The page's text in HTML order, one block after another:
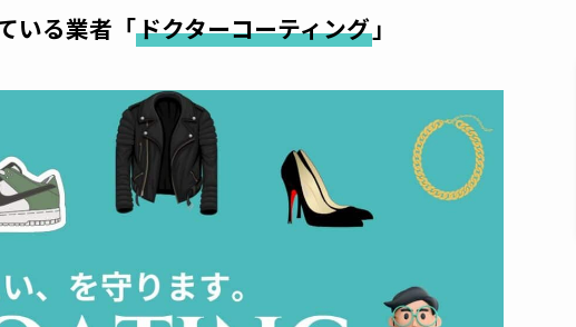
いる業者「ドクターコーティング 」